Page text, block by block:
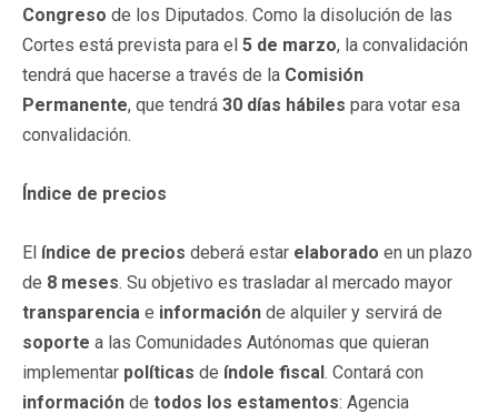
Congreso de los Diputados. Como la disolución de las
Cortes está prevista para el 5 de marzo, la convalidación
tendrá que hacerse a través de la Comisión
Permanente, que tendrá 30 días hábiles para votar esa
convalidación.
Índice de precios
El índice de precios deberá estar elaborado en un plazo
de 8 meses. Su objetivo es trasladar al mercado mayor
transparencia e información de alquiler y servirá de
soporte a las Comunidades Autónomas que quieran
implementar políticas de índole fiscal. Contará con
información de todos los estamentos: Agencia